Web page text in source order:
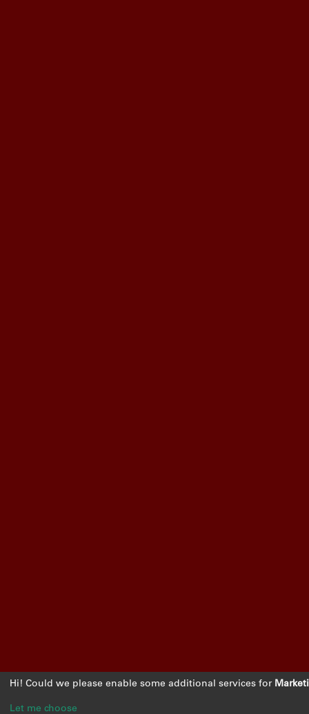
Hi! Could we please enable some additional services for
Let me choose